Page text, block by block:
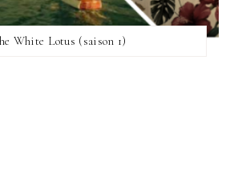
White Lotus (saison 1)